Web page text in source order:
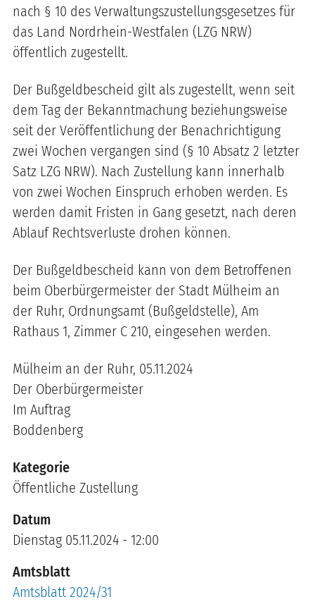
nach § 10 des Verwaltungszustellungsgesetzes für
das Land Nordrhein-Westfalen (LZG NRW)
öffentlich zugestellt.
Der Bußgeldbescheid gilt als zugestellt, wenn seit
dem Tag der Bekanntmachung beziehungsweise
seit der Veröffentlichung der Benachrichtigung
zwei Wochen vergangen sind (§ 10 Absatz 2 letzter
Satz LZG NRW). Nach Zustellung kann innerhalb
von zwei Wochen Einspruch erhoben werden. Es
werden damit Fristen in Gang gesetzt, nach deren
Ablauf Rechtsverluste drohen können.
Der Bußgeldbescheid kann von dem Betroffenen
beim Oberbürgermeister der Stadt Mülheim an
der Ruhr, Ordnungsamt (Bußgeldstelle), Am
Rathaus 1, Zimmer C 210, eingesehen werden.
Mülheim an der Ruhr, 05.11.2024
Der Oberbürgermeister
Im Auftrag
Boddenberg
Kategorie
Öffentliche Zustellung
Datum
Dienstag 05.11.2024 - 12:00
Amtsblatt
Amtsblatt 2024/31